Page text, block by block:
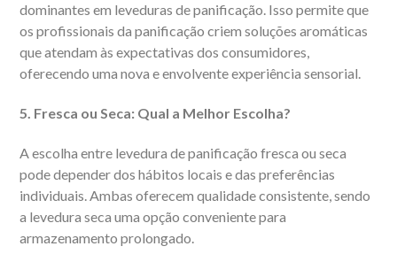
dominantes em leveduras de panificação. Isso permite que
os profissionais da panificação criem soluções aromáticas
que atendam às expectativas dos consumidores,
oferecendo uma nova e envolvente experiência sensorial.
5. Fresca ou Seca: Qual a Melhor Escolha?
A escolha entre levedura de panificação fresca ou seca
pode depender dos hábitos locais e das preferências
individuais. Ambas oferecem qualidade consistente, sendo
a levedura seca uma opção conveniente para
armazenamento prolongado.